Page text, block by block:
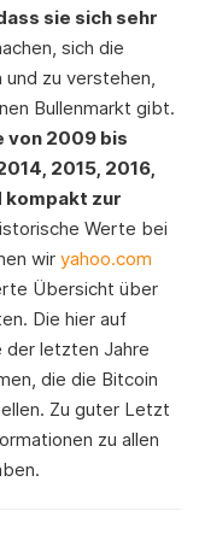
sie sich sehr
sich die
und zu verstehen,
Bullenmarkt gibt.
von 2009 bis
2015, 2016,
kompakt zur
Werte bei
wir yahoo.com
Übersicht über
Die hier auf
der letzten Jahre
die die Bitcoin
Zu guter Letzt
zu allen